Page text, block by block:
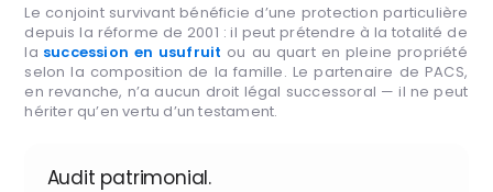
Le conjoint survivant bénéficie d’une protection particulière
depuis la réforme de 2001 : il peut prétendre à la totalité de
la succession en usufruit ou au quart en pleine propriété
selon la composition de la famille. Le partenaire de PACS,
en revanche, n’a aucun droit légal successoral — il ne peut
hériter qu’en vertu d’un testament.
Audit patrimonial.